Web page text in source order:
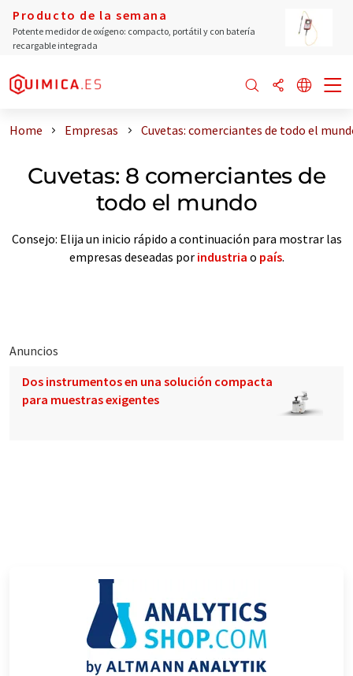
Producto de la semana
Potente medidor de oxígeno: compacto, portátil y con batería
recargable integrada
Home Empresas Cuvetas: comerciantes de todo el
Cuvetas: 8 comerciantes de
todo el mundo
Consejo: Elija un inicio rápido a continuación para mostrar las
empresas deseadas por industria o país.
Anuncios
Dos instrumentos en una solución compacta
para muestras exigentes